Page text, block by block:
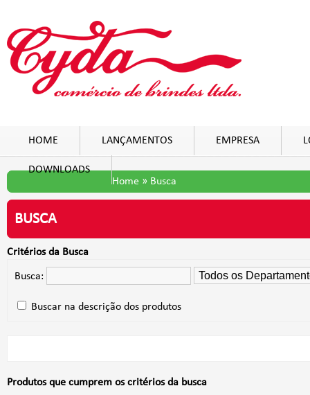
HOME LANÇAMENTOS EMPRESA
DOWNLOADS
Home » Busca
BUSCA
Critérios da Busca
Busca:
Buscar na descrição dos produtos
Produtos que cumprem os critérios da busca